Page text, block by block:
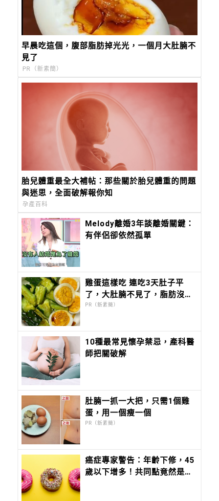
早晨吃這個，腹部脂肪掉光光，一個月大肚腩不
見了
PR（新素簡）
胎兒體重最全大補帖：那些關於胎兒體重的問題
與迷思，全面破解報你知
孕產百科
Melody離婚3年談離婚關鍵：
有伴侶卻依然孤單
雞蛋這樣吃 連吃3天肚子平
了，大肚腩不見了，脂肪沒
了！
PR（新素簡）
10種最常見懷孕禁忌，產科醫
師把關破解
肚腩一抓一大把，只需1個雞
蛋，用一個瘦一個
PR（新素簡）
癌症專家警告：年齡下修，45
歲以下增多！共同點竟然是這